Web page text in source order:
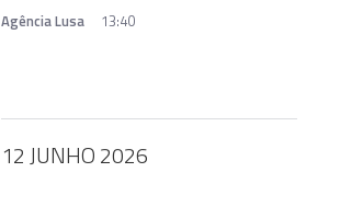
Agência Lusa 13:40
12 JUNHO 2026